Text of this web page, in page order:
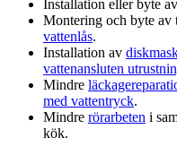
Installation eller byte av
Montering och byte av
vattenlås.
Installation av
vattenansluten
Mindre
med vattentryck.
Mindre rörarbeten i
kök.